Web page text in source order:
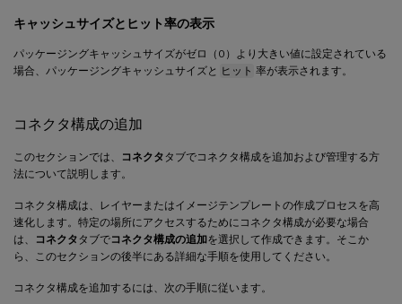
キャッシュサイズとヒット率の表示
パッケージングキャッシュサイズがゼロ（0）より大きい値に設定されている
場合、パッケージングキャッシュサイズと ヒット 率が表示されます。
コネクタ構成の追加
このセクションでは、 コネクタタブでコネクタ構成を追加および管理する方
法について説明します。
コネクタ構成は、レイヤーまたはイメージテンプレートの作成プロセスを高
速化します。特定の場所にアクセスするためにコネクタ構成が必要な場合
は、
コネクタタブでコネクタ構成の追加を選択して作成できます。そこか
ら、このセクションの後半にある詳細な手順を使用してください。
コネクタ構成を追加するには、次の手順に従います。